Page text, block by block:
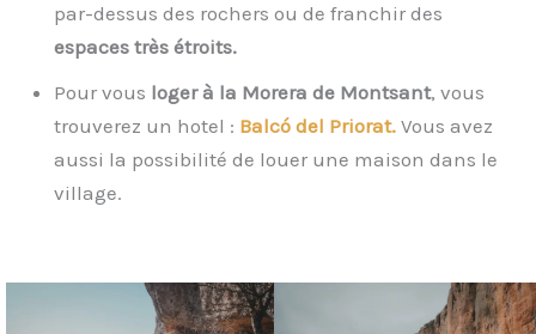
par-dessus des rochers ou de franchir des
espaces très étroits.
Pour vous loger à la Morera de Montsant, vous
trouverez un hotel : Balcó del Priorat. Vous avez
aussi la possibilité de louer une maison dans le
village.